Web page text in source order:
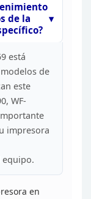
de la
está
de
este
WF-
impresora
equipo.
en